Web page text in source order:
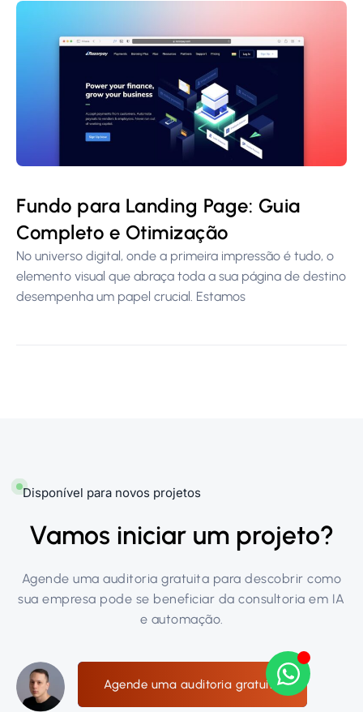
Fundo para Landing Page: Guia
Completo e Otimização
No universo digital, onde a primeira impressão é tudo, o
elemento visual que abraça toda a sua página de destino
desempenha um papel crucial. Estamos
Disponível para novos projetos
Vamos iniciar um projeto?
Agende uma auditoria gratuita para descobrir como
sua empresa pode se beneficiar da consultoria em IA
e automação.
Agende uma auditoria gratuita